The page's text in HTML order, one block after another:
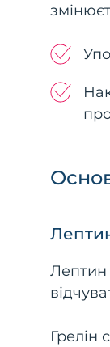
Лептин
Грелін